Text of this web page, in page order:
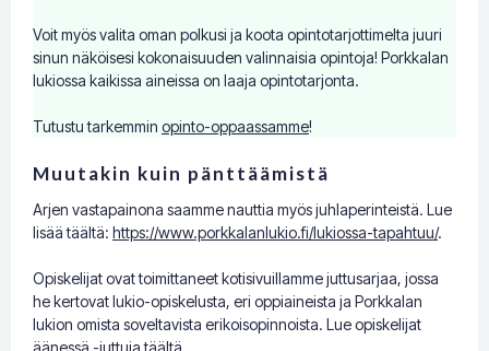
Voit myös valita oman polkusi ja koota opintotarjottimelta juuri
sinun näköisesi kokonaisuuden valinnaisia opintoja! Porkkalan
lukiossa kaikissa aineissa on laaja opintotarjonta.
Tutustu tarkemmin opinto-oppaassamme!
Muutakin kuin pänttäämistä
Arjen vastapainona saamme nauttia myös juhlaperinteistä. Lue
lisää täältä: https://www.porkkalanlukio.fi/lukiossa-tapahtuu/.
Opiskelijat ovat toimittaneet kotisivuillamme juttusarjaa, jossa
he kertovat lukio-opiskelusta, eri oppiaineista ja Porkkalan
lukion omista soveltavista erikoisopinnoista. Lue opiskelijat